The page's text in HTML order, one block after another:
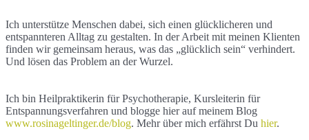
Ich unterstütze Menschen dabei, sich einen glücklicheren und
entspannteren Alltag zu gestalten. In der Arbeit mit meinen Klienten
finden wir gemeinsam heraus, was das „glücklich sein“ verhindert.
Und lösen das Problem an der Wurzel.
Ich bin Heilpraktikerin für Psychotherapie, Kursleiterin für
Entspannungsverfahren und blogge hier auf meinem Blog
www.rosinageltinger.de/blog. Mehr über mich erfährst Du hier.